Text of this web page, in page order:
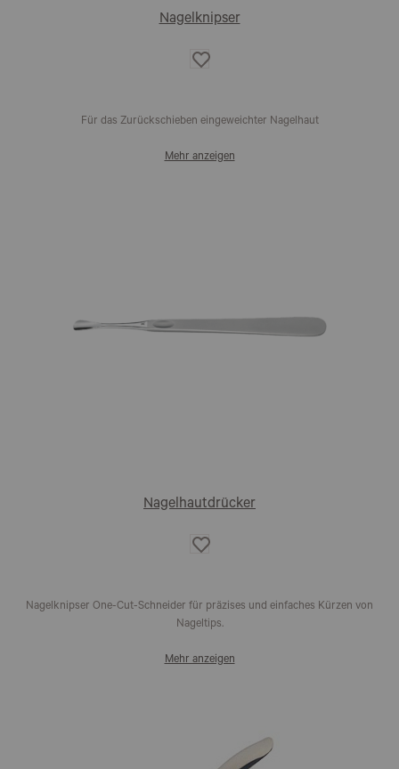
Nagelknipser
Auf
die
Für das Zurückschieben eingeweichter Nagelhaut
Mehr anzeigen
Nagelhautdrücker
Auf
die
Nagelknipser One-Cut-Schneider für präzises und einfaches Kürzen von
Nageltips.
Mehr anzeigen